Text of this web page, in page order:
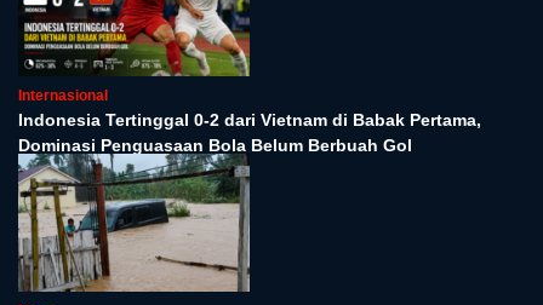
Internasional
Indonesia Tertinggal 0-2 dari Vietnam di Babak Pertama,
Dominasi Penguasaan Bola Belum Berbuah Gol